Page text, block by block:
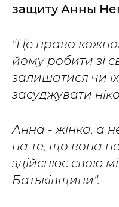
защиту Анны
"Це право
йому робити зі
залишатися чи
засуджувати
Анна - жінка, а
на те, що вона
здійснює свою
Батьківщини".